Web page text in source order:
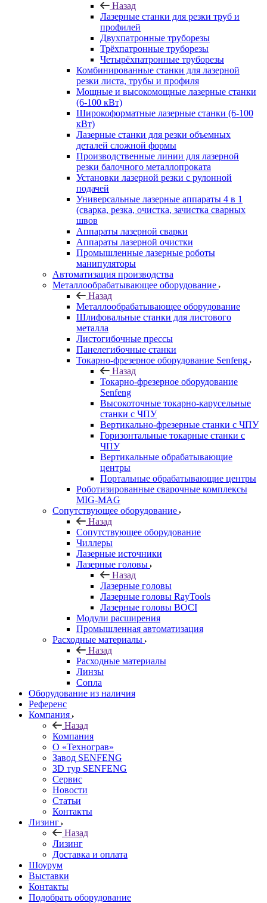
Назад
Лазерные станки для резки труб и
профилей
Двухпатронные труборезы
Трёхпатронные труборезы
Четырёхпатронные труборезы
Комбинированные станки для лазерной
резки листа, трубы и профиля
Мощные и высокомощные лазерные станки
(6-100 кВт)
Широкоформатные лазерные станки (6-100
кВт)
Лазерные станки для резки объемных
деталей сложной формы
Производственные линии для лазерной
резки балочного металлопроката
Установки лазерной резки с рулонной
подачей
Универсальные лазерные аппараты 4 в 1
(сварка, резка, очистка, зачистка сварных
швов
Аппараты лазерной сварки
Аппараты лазерной очистки
Промышленные лазерные роботы
манипуляторы
Автоматизация производства
Металлообрабатывающее оборудование
Назад
Металлообрабатывающее оборудование
Шлифовальные станки для листового
металла
Листогибочные прессы
Панелегибочные станки
Токарно-фрезерное оборудование Senfeng
Назад
Токарно-фрезерное оборудование
Senfeng
Высокоточные токарно-карусельные
станки с ЧПУ
Вертикально-фрезерные станки с ЧПУ
Горизонтальные токарные станки с
ЧПУ
Вертикальные обрабатывающие
центры
Портальные обрабатывающие центры
Роботизированные сварочные комплексы
MIG-MAG
Сопутствующее оборудование
Назад
Сопутствующее оборудование
Чиллеры
Лазерные источники
Лазерные головы
Назад
Лазерные головы
Лазерные головы RayTools
Лазерные головы BOCI
Модули расширения
Промышленная автоматизация
Расходные материалы
Назад
Расходные материалы
Линзы
Сопла
Оборудование из наличия
Референс
Компания
Назад
Компания
О «Технограв»
Завод SENFENG
3D тур SENFENG
Сервис
Новости
Статьи
Контакты
Лизинг
Назад
Лизинг
Доставка и оплата
Шоурум
Выставки
Контакты
Подобрать оборудование